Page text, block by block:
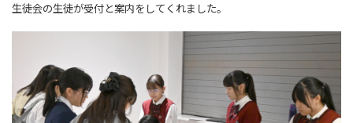
生徒会の生徒が受付と案内をしてくれました。